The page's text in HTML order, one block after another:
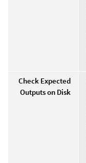
Check Expected
Outputs on Disk